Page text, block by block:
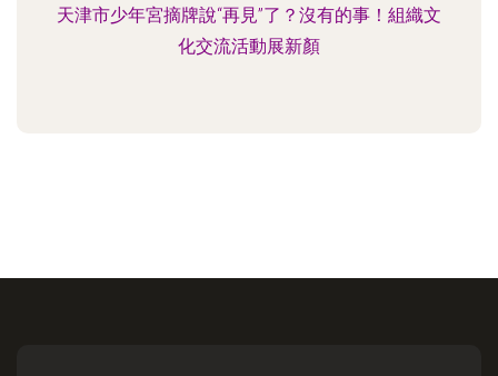
天津市少年宮摘牌說“再見”了？沒有的事！組織文
化交流活動展新顏